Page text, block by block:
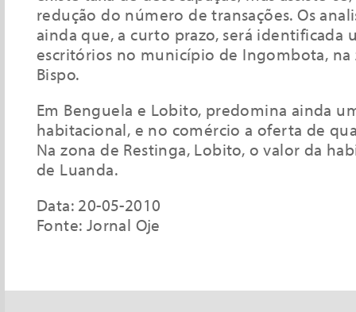
redução do número de transações. Os
ainda que, a curto prazo, será identificada
escritórios no município de Ingombota, na
Bispo.
Em Benguela e Lobito, predomina ainda
habitacional, e no comércio a oferta de
Na zona de Restinga, Lobito, o valor da
de Luanda.
Data: 20-05-2010
Fonte: Jornal Oje